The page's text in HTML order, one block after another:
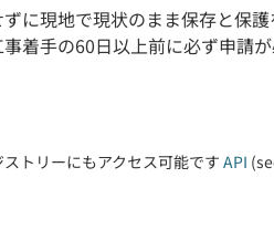
に現地で現状のまま保存と保
着手の60日以上前に必ず申請が
トリーにもアクセス可能です API